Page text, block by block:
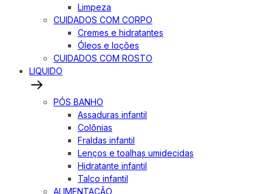
Limpeza
CUIDADOS COM CORPO
Cremes e hidratantes
Óleos e loções
CUIDADOS COM ROSTO
LIQUIDO
PÓS BANHO
Assaduras infantil
Colônias
Fraldas infantil
Lenços e toalhas umidecidas
Hidratante infantil
Talco infantil
ALIMENTAÇÃO